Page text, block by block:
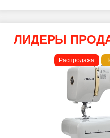
ЛИДЕРЫ
Распродажа